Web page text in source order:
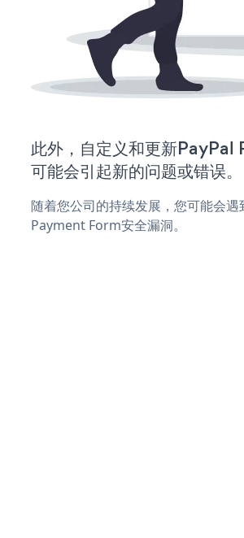
此外，自定义和更新
可能会引起新的问题或错误。
随着您公司的持续发展，您可能会
Payment Form安全漏洞。